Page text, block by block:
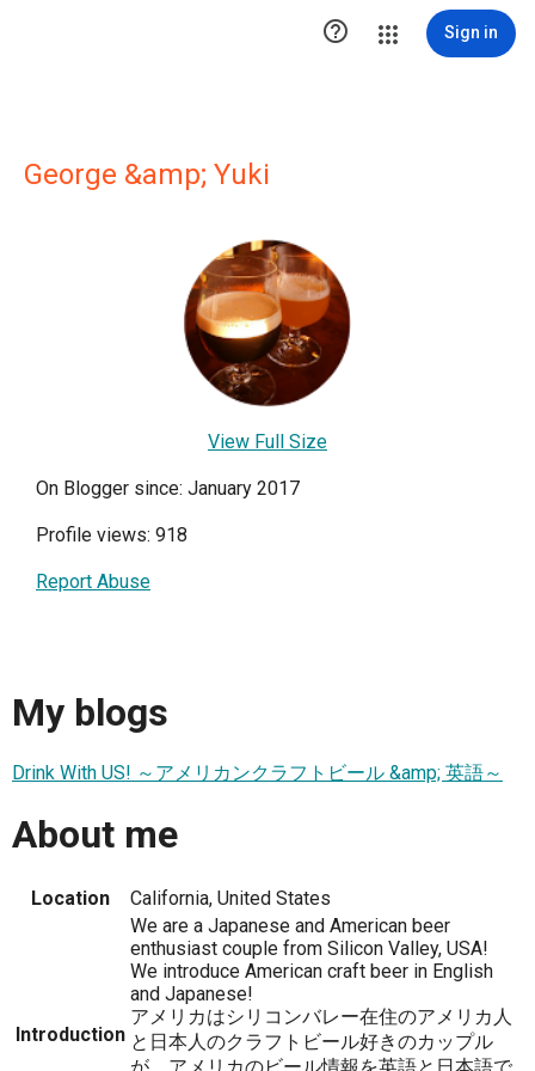
 Sign in
George &amp; Yuki
View Full Size
On Blogger since: January 2017
Profile views: 918
Report Abuse
My blogs
Drink With US! ～アメリカンクラフトビール &amp; 英語～
About me
Location California, United States
Introduction
We are a Japanese and American beer
enthusiast couple from Silicon Valley, USA!
We introduce American craft beer in English
and Japanese!
アメリカはシリコンバレー在住のアメリカ人
と日本人のクラフトビール好きのカップル